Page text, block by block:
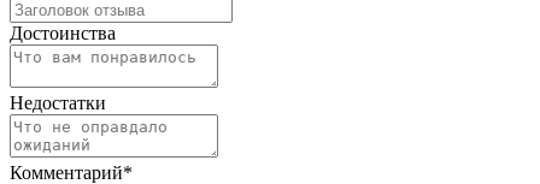
Достоинства
Недостатки
Комментарий*